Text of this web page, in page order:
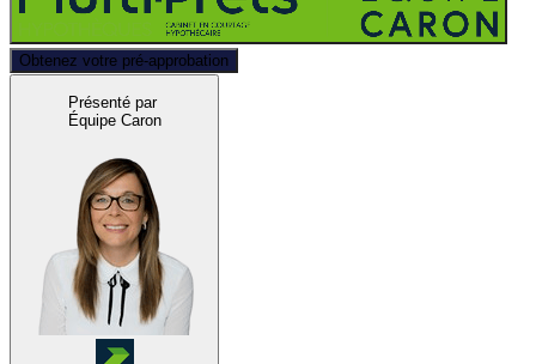
Obtenez votre pré-approbation
Présenté par
Équipe Caron